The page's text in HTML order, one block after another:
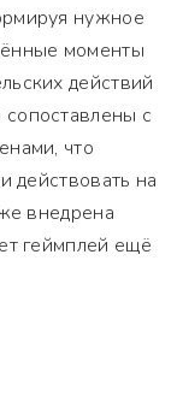
нужное
моменты
действий
с
что
действовать на
внедрена
геймплей ещё